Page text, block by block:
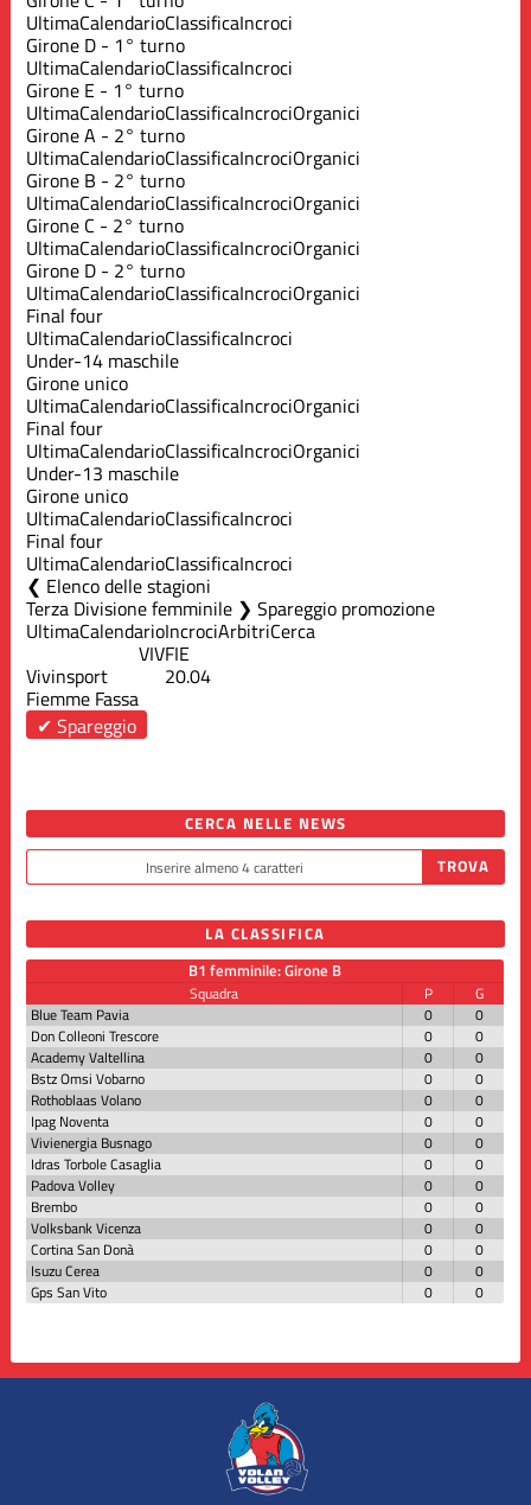
UltimaCalendarioClassificaIncroci
Girone D - 1° turno
UltimaCalendarioClassificaIncroci
Girone E - 1° turno
UltimaCalendarioClassificaIncrociOrganici
Girone A - 2° turno
UltimaCalendarioClassificaIncrociOrganici
Girone B - 2° turno
UltimaCalendarioClassificaIncrociOrganici
Girone C - 2° turno
UltimaCalendarioClassificaIncrociOrganici
Girone D - 2° turno
UltimaCalendarioClassificaIncrociOrganici
Final four
UltimaCalendarioClassificaIncroci
Under-14 maschile
Girone unico
UltimaCalendarioClassificaIncrociOrganici
Final four
UltimaCalendarioClassificaIncrociOrganici
Under-13 maschile
Girone unico
UltimaCalendarioClassificaIncroci
Final four
UltimaCalendarioClassificaIncroci
Elenco delle stagioni
Terza Divisione femminile ❯ Spareggio promozione
UltimaCalendarioIncrociArbitriCerca
VIVFIE
Vivinsport 20.04
Fiemme Fassa
✔ Spareggio
CERCA NELLE NEWS
LA CLASSIFICA
B1 femminile: Girone B
Squadra P
G
Blue Team Pavia
0
0
Don Colleoni Trescore
0
0
Academy Valtellina
0
0
Bstz Omsi Vobarno
0
0
Rothoblaas Volano
0
0
Ipag Noventa
0
0
Vivienergia Busnago
0
0
Idras Torbole Casaglia
0
0
Padova Volley
0
0
Brembo
0
0
Volksbank Vicenza
0
0
Cortina San Donà
0
0
Isuzu Cerea
0
0
Gps San Vito
0 0